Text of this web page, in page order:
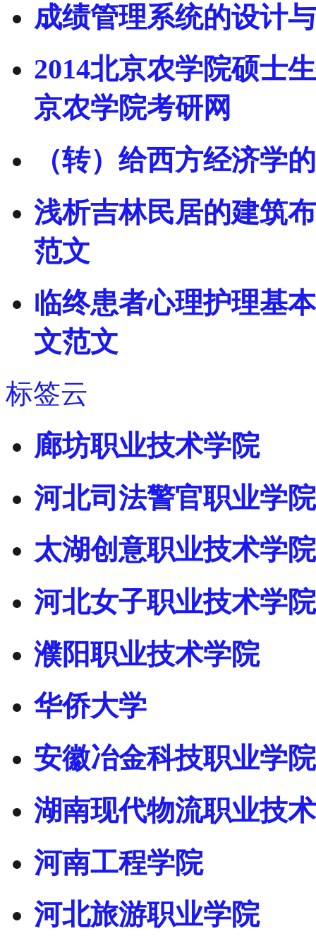
成绩管理系统的设计
2014北京农学院硕士
京农学院考研网
（转）给西方经济学
浅析吉林民居的建筑
范文
临终患者心理护理基
文范文
标签云
廊坊职业技术学院
河北司法警官职业学院
太湖创意职业技术学院
河北女子职业技术学院
濮阳职业技术学院
华侨大学
安徽冶金科技职业学院
湖南现代物流职业技
河南工程学院
河北旅游职业学院